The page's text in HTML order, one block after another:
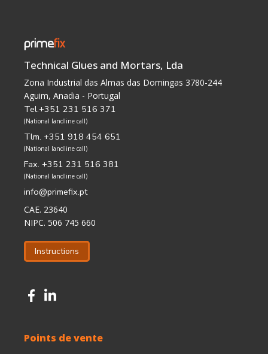
Technical Glues and Mortars, Lda
Zona Industrial das Almas das Domingas 3780-244
Aguim, Anadia - Portugal
Tel.+351 231 516 371
(National landline call)
Tlm. +351 918 454 651
(National landline call)
Fax. +351 231 516 381
(National landline call)
info@primefix.pt
CAE. 23640
NIPC. 506 745 660
Instructions
Points de vente